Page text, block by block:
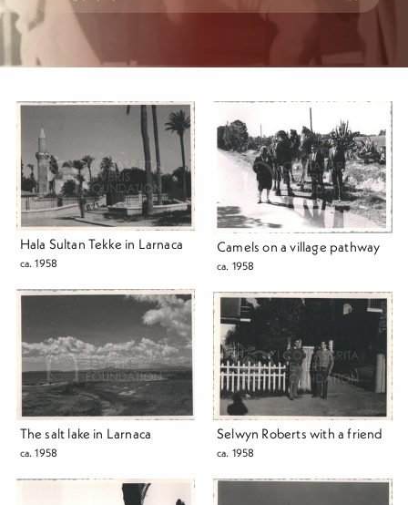
Hala Sultan Tekke in Larnaca
ca. 1958
Camels on a village pathway
ca. 1958
The salt lake in Larnaca
ca. 1958
Selwyn Roberts with a friend
ca. 1958